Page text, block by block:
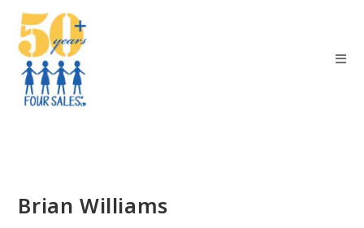
Brian Williams